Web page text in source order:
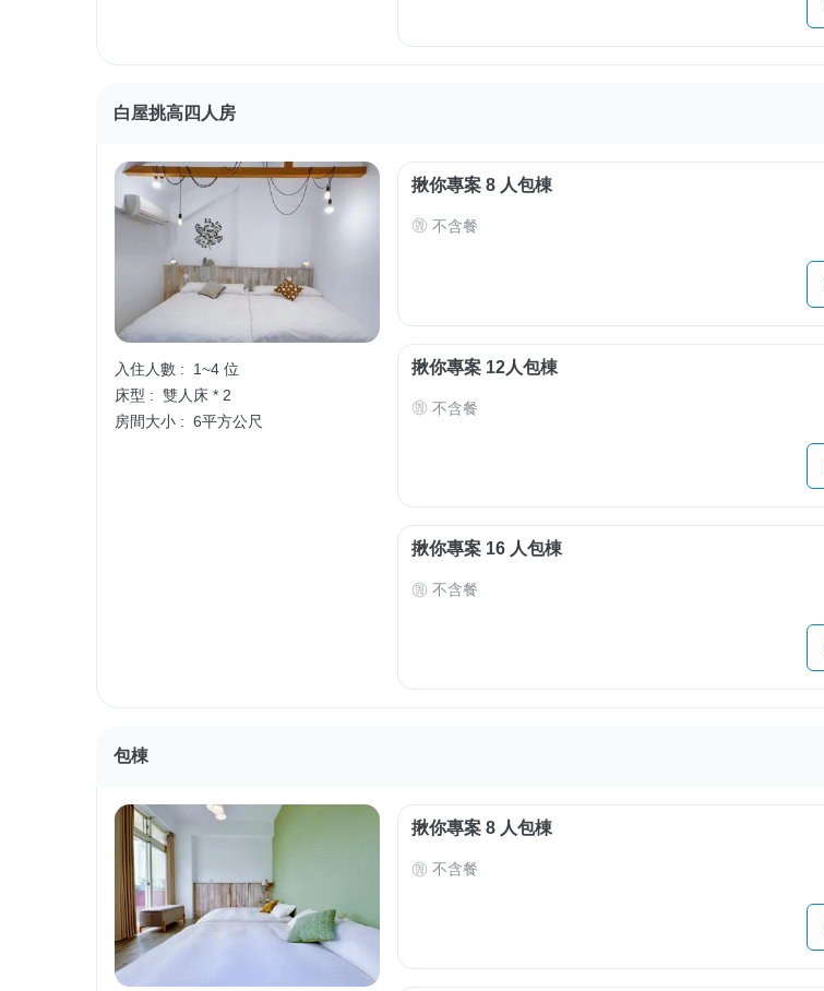
白屋挑高四人房
入住人數 :
1~4 位
床型 : 雙人床 * 2
房間大小 : 6平方公尺
揪你專案 8 人包棟
不含餐
揪你專案 12人包棟
不含餐
揪你專案 16 人包棟
不含餐
包棟
揪你專案 8 人包棟
不含餐